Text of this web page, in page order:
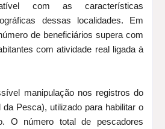
com as características
dessas localidades. Em
de beneficiários supera com
com atividade real ligada à
manipulação nos registros do
Pesca), utilizado para habilitar o
O número total de pescadores